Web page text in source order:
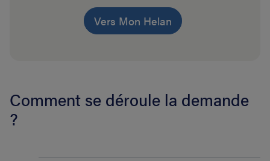
Vers Mon Helan
Comment se déroule la demande
?